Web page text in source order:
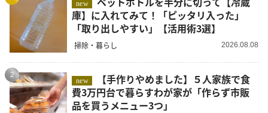
new
庫】に入れてみて！「ピッタリ入った」
「取り出しやすい」【活用術3選】
掃除・暮らし 2026.08.08
2
new
費3万円台で暮らすわが家が「作らず市販
品を買うメニュー3つ」